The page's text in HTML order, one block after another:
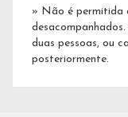
​» Não é permitida
duas pessoas, ou
posteriormente.